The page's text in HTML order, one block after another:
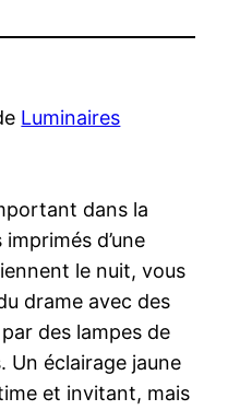
Luminaires
dans la
d’une
le nuit, vous
drame avec des
des lampes de
Un éclairage jaune
et invitant, mais